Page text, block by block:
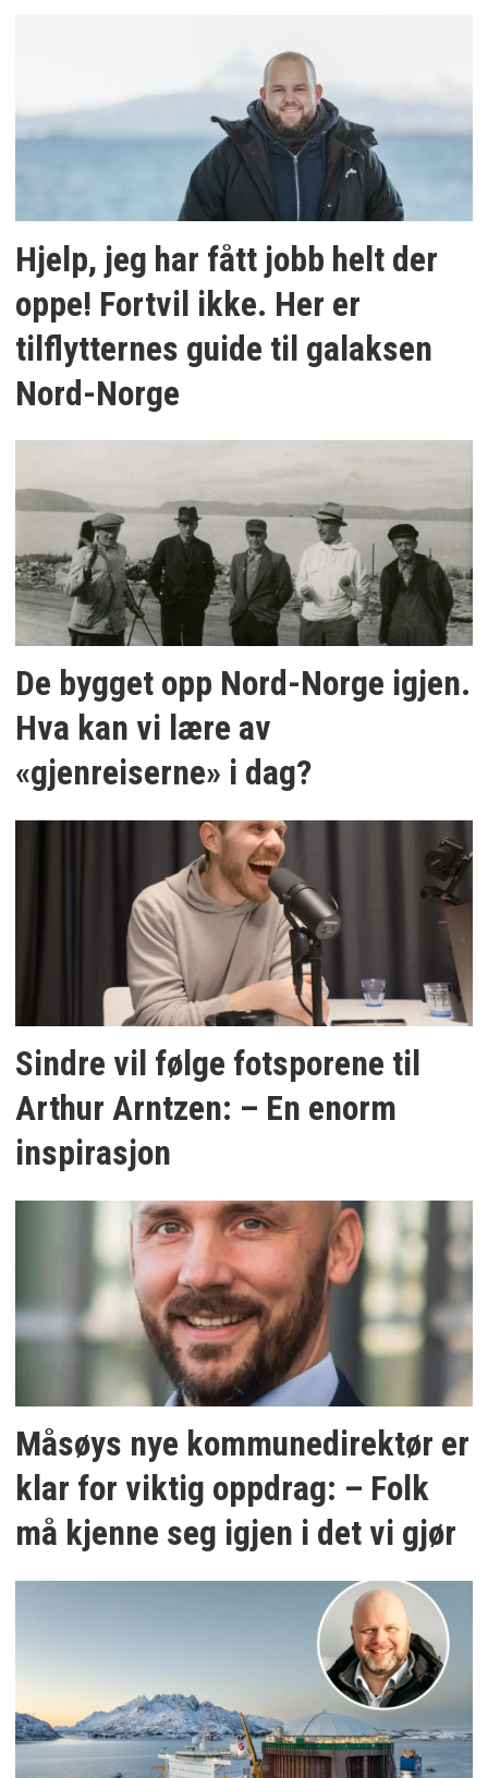
Hjelp, jeg har fått jobb helt der
oppe! Fortvil ikke. Her er
tilflytternes guide til galaksen
Nord-Norge
De bygget opp Nord-Norge igjen.
Hva kan vi lære av
«gjenreiserne» i dag?
Sindre vil følge fotsporene til
Arthur Arntzen: – En enorm
inspirasjon
Måsøys nye kommunedirektør er
klar for viktig oppdrag: – Folk
må kjenne seg igjen i det vi gjør